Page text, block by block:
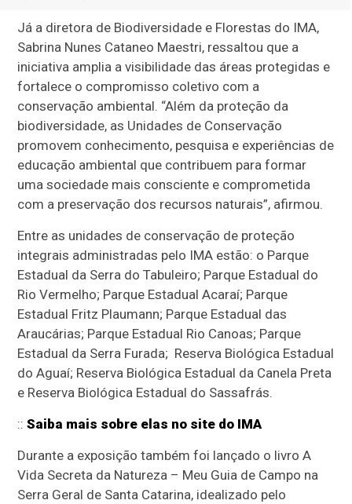
Já a diretora de Biodiversidade e Florestas do IMA,
Sabrina Nunes Cataneo Maestri, ressaltou que a
iniciativa amplia a visibilidade das áreas protegidas e
fortalece o compromisso coletivo com a
conservação ambiental. “Além da proteção da
biodiversidade, as Unidades de Conservação
promovem conhecimento, pesquisa e experiências de
educação ambiental que contribuem para formar
uma sociedade mais consciente e comprometida
com a preservação dos recursos naturais”, afirmou.
Entre as unidades de conservação de proteção
integrais administradas pelo IMA estão: o Parque
Estadual da Serra do Tabuleiro; Parque Estadual do
Rio Vermelho; Parque Estadual Acaraí; Parque
Estadual Fritz Plaumann; Parque Estadual das
Araucárias; Parque Estadual Rio Canoas; Parque
Estadual da Serra Furada; Reserva Biológica Estadual
do Aguaí; Reserva Biológica Estadual da Canela Preta
e Reserva Biológica Estadual do Sassafrás.
:: Saiba mais sobre elas no site do IMA
Durante a exposição também foi lançado o livro A
Vida Secreta da Natureza – Meu Guia de Campo na
Serra Geral de Santa Catarina, idealizado pelo